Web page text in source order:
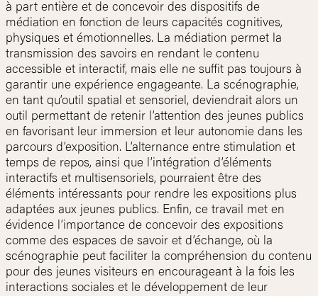
à part entière et de concevoir des dispositifs de
médiation en fonction de leurs capacités cognitives,
physiques et émotionnelles. La médiation permet la
transmission des savoirs en rendant le contenu
accessible et interactif, mais elle ne suffit pas toujours à
garantir une expérience engageante. La scénographie,
en tant qu’outil spatial et sensoriel, deviendrait alors un
outil permettant de retenir l’attention des jeunes publics
en favorisant leur immersion et leur autonomie dans les
parcours d’exposition. L’alternance entre stimulation et
temps de repos, ainsi que l’intégration d’éléments
interactifs et multisensoriels, pourraient être des
éléments intéressants pour rendre les expositions plus
adaptées aux jeunes publics. Enfin, ce travail met en
évidence l’importance de concevoir des expositions
comme des espaces de savoir et d’échange, où la
scénographie peut faciliter la compréhension du contenu
pour des jeunes visiteurs en encourageant à la fois les
interactions sociales et le développement de leur